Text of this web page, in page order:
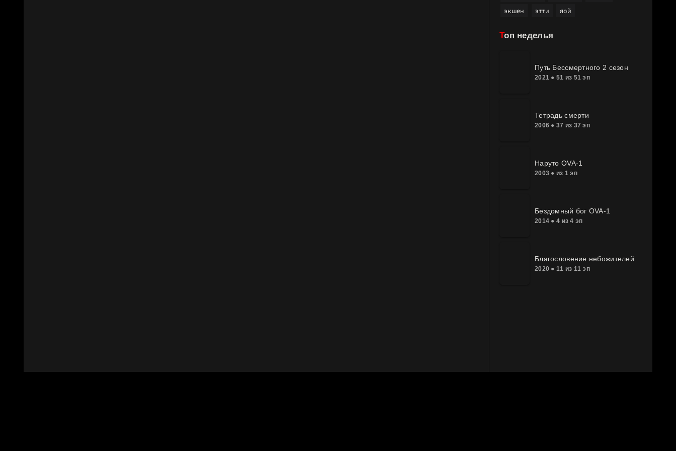
экшен
этти яой
Топ неделья
Путь Бессмертного 2 сезон
2021 ● 51 из 51 эп
Тетрадь смерти
2006 ● 37 из 37 эп
Наруто OVA-1
2003 ● из 1 эп
Бездомный бог OVA-1
2014 ● 4 из 4 эп
Благословение небожителей
2020 ● 11 из 11 эп